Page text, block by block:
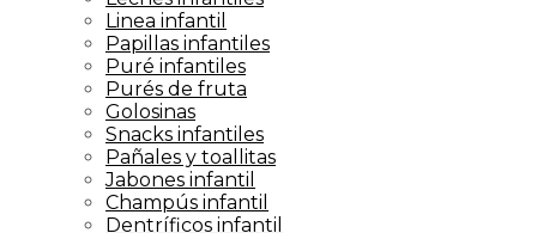
Linea infantil
Papillas infantiles
Puré infantiles
Purés de fruta
Golosinas
Snacks infantiles
Pañales y toallitas
Jabones infantil
Champús infantil
Dentríficos infantil